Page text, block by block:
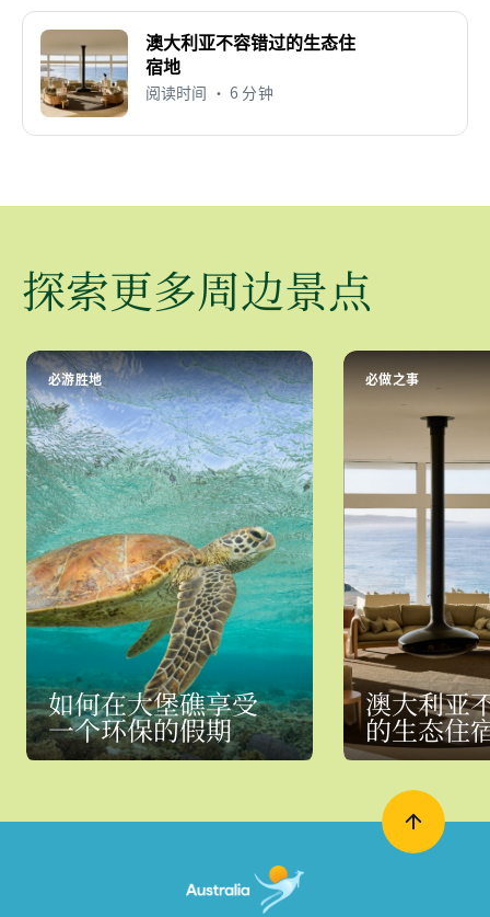
澳大利亚不容错过的生态住
宿地
阅读时间 • 6 分钟
探索更多周边景点
必游胜地
如何在大堡礁享受
一个环保的假期
必做之事
澳大利亚
的生态住